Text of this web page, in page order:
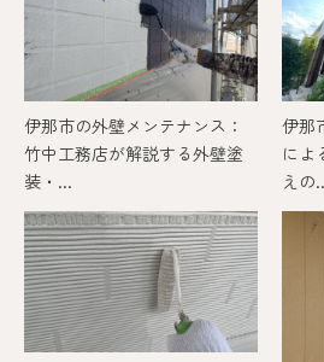
伊那市の外壁メンテナンス：
竹中工務店が解説する外壁塗
装・...
伊那
によ
えの